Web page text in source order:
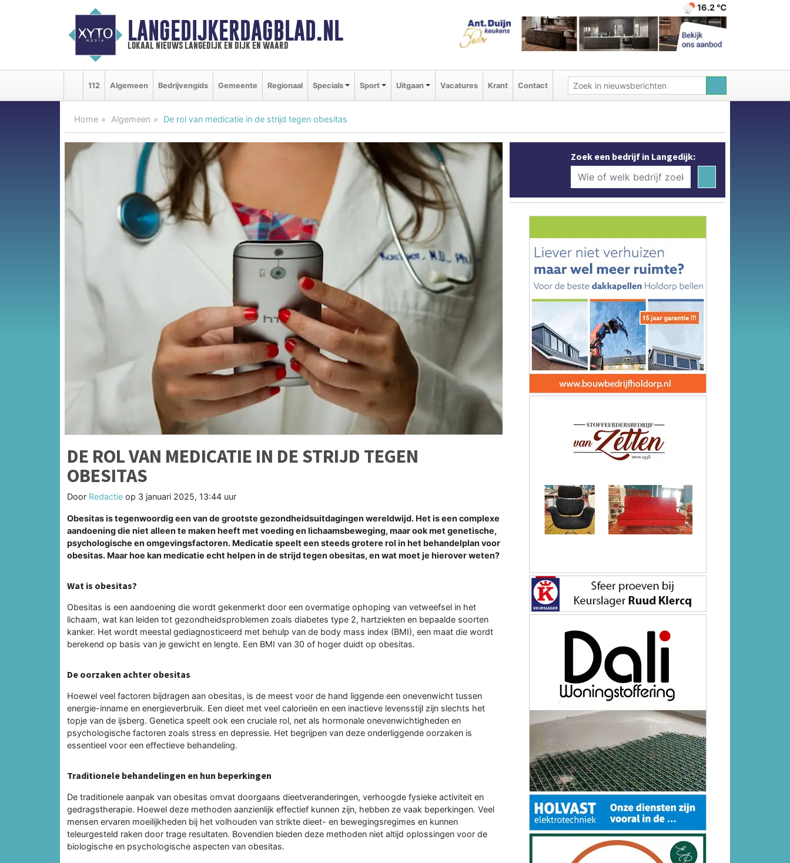
LANGEDIJKERDAGBLAD.NL
lokaal nieuws langedijk en dijk en waard
16.2 ℃
112 Algemeen Bedrijvengids Gemeente Regionaal Specials Sport Uitgaan Vacatures Krant Contact
Home Algemeen De rol van medicatie in de strijd tegen obesitas
DE ROL VAN MEDICATIE IN DE STRIJD TEGEN
OBESITAS
Door Redactie op 3 januari 2025, 13:44 uur
Obesitas is tegenwoordig een van de grootste gezondheidsuitdagingen wereldwijd. Het is een complexe
aandoening die niet alleen te maken heeft met voeding en lichaamsbeweging, maar ook met genetische,
psychologische en omgevingsfactoren. Medicatie speelt een steeds grotere rol in het behandelplan voor
obesitas. Maar hoe kan medicatie echt helpen in de strijd tegen obesitas, en wat moet je hierover weten?
Wat is obesitas?
Obesitas is een aandoening die wordt gekenmerkt door een overmatige ophoping van vetweefsel in het
lichaam, wat kan leiden tot gezondheidsproblemen zoals diabetes type 2, hartziekten en bepaalde soorten
kanker. Het wordt meestal gediagnosticeerd met behulp van de body mass index (BMI), een maat die wordt
berekend op basis van je gewicht en lengte. Een BMI van 30 of hoger duidt op obesitas.
De oorzaken achter obesitas
Hoewel veel factoren bijdragen aan obesitas, is de meest voor de hand liggende een onevenwicht tussen
energie-inname en energieverbruik. Een dieet met veel calorieën en een inactieve levensstijl zijn slechts het
topje van de ijsberg. Genetica speelt ook een cruciale rol, net als hormonale onevenwichtigheden en
psychologische factoren zoals stress en depressie. Het begrijpen van deze onderliggende oorzaken is
essentieel voor een effectieve behandeling.
Traditionele behandelingen en hun beperkingen
De traditionele aanpak van obesitas omvat doorgaans dieetveranderingen, verhoogde fysieke activiteit en
gedragstherapie. Hoewel deze methoden aanzienlijk effectief kunnen zijn, hebben ze vaak beperkingen. Veel
mensen ervaren moeilijkheden bij het volhouden van strikte dieet- en bewegingsregimes en kunnen
teleurgesteld raken door trage resultaten. Bovendien bieden deze methoden niet altijd oplossingen voor de
biologische en psychologische aspecten van obesitas.
Zoek een bedrijf in Langedijk: